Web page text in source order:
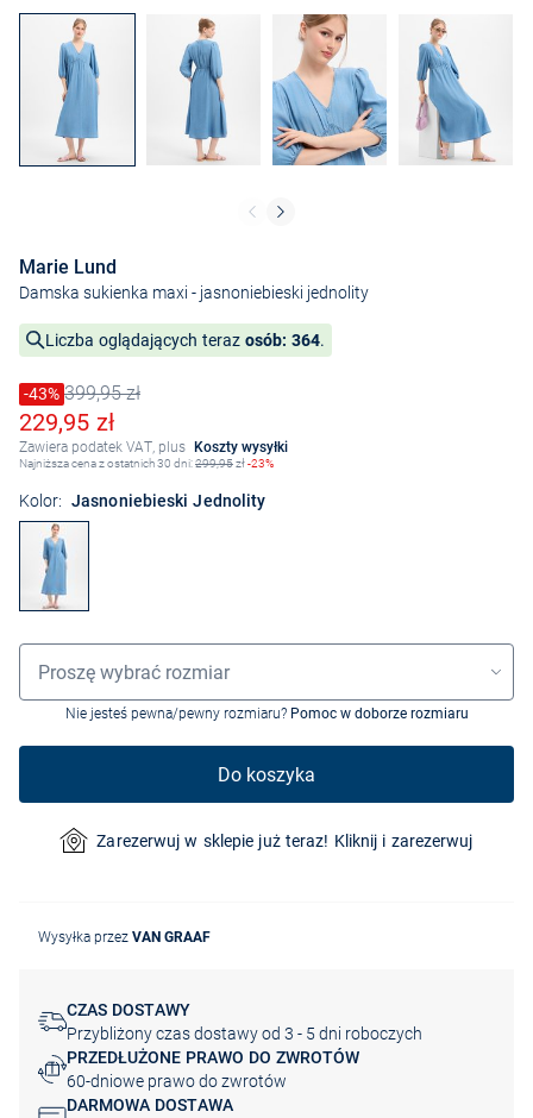
Marie Lund
Damska sukienka maxi - jasnoniebieski jednolity
Liczba oglądających teraz osób: 364.
Cena obniżona o
-43%
Stara cena399,95 zł
Obniżona cena
229,95 zł
Zawiera podatek VAT, plus Koszty wysyłki
Najniższa cena z ostatnich 30 dni:299,95zł-23%
Kolor: Jasnoniebieski Jednolity
Wybór rozmiaru
Proszę wybrać rozmiar
Nie jesteś pewna/pewny rozmiaru? Pomoc w doborze rozmiaru
Do koszyka
Zarezerwuj w sklepie już teraz! Kliknij i zarezerwuj
Wysyłka przez VAN GRAAF
CZAS DOSTAWY
Przybliżony czas dostawy od 3 - 5 dni roboczych
PRZEDŁUŻONE PRAWO DO ZWROTÓW
60-dniowe prawo do zwrotów
DARMOWA DOSTAWA